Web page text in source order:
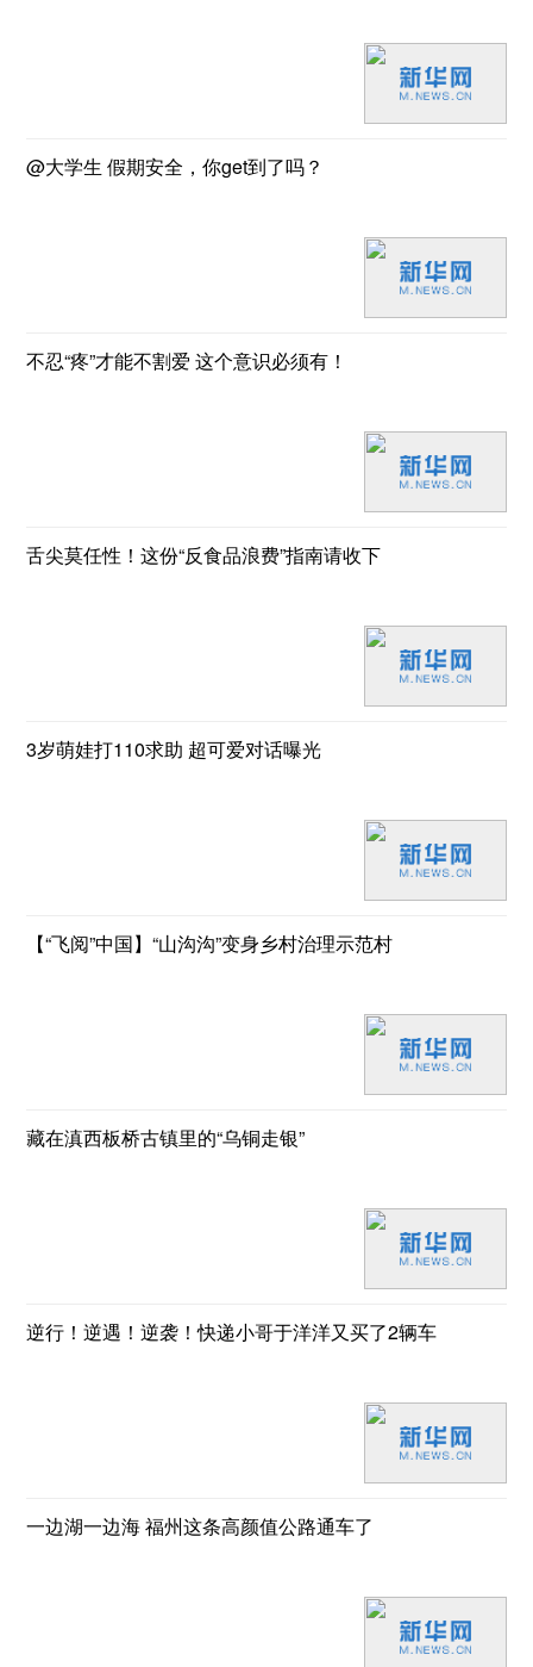
@大学生 假期安全，你get到了吗？
不忍“疼”才能不割爱 这个意识必须有！
舌尖莫任性！这份“反食品浪费”指南请收下
3岁萌娃打110求助 超可爱对话曝光
【“飞阅”中国】“山沟沟”变身乡村治理示范村
藏在滇西板桥古镇里的“乌铜走银”
逆行！逆遇！逆袭！快递小哥于洋洋又买了2辆车
一边湖一边海 福州这条高颜值公路通车了